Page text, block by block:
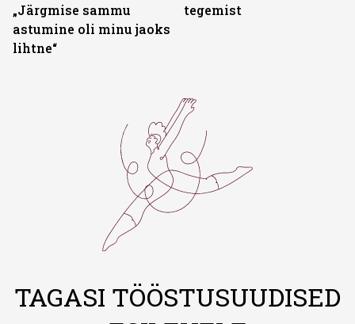
„Järgmise sammu
astumine oli minu jaoks
lihtne“
tegemist
TAGASI TÖÖSTUSUUDISED